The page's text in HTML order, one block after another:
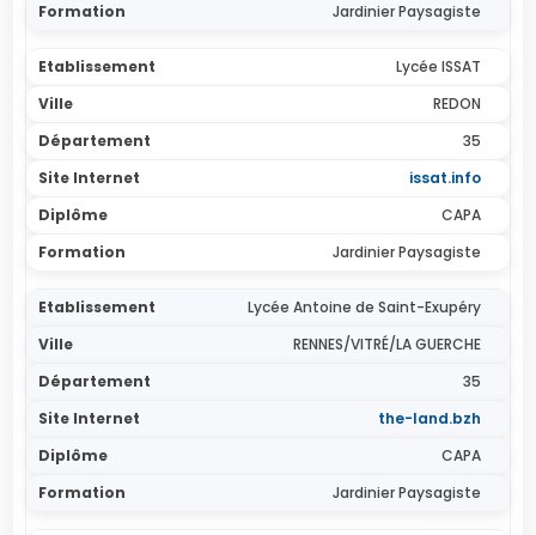
Jardinier Paysagiste
Lycée ISSAT
REDON
35
issat.info
CAPA
Jardinier Paysagiste
Lycée Antoine de Saint-Exupéry
RENNES/VITRÉ/LA GUERCHE
35
the-land.bzh
CAPA
Jardinier Paysagiste